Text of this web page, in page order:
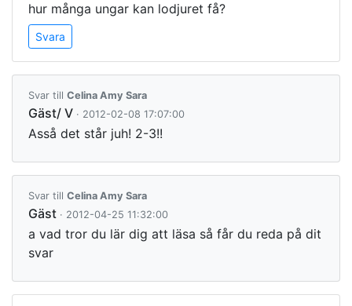
hur många ungar kan lodjuret få?
Svara
Svar till Celina Amy Sara
Gäst/ V · 2012-02-08 17:07:00
Asså det står juh! 2-3!!
Svar till Celina Amy Sara
Gäst · 2012-04-25 11:32:00
a vad tror du lär dig att läsa så får du reda på dit
svar